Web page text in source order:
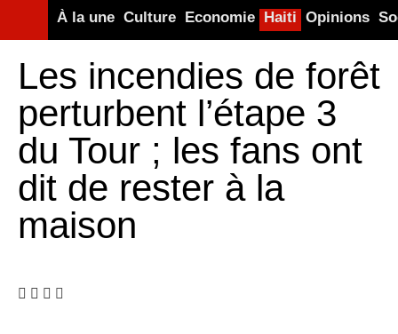
À la une Culture Economie Haiti Opinions
Les incendies de forêt
perturbent l’étape 3
du Tour ; les fans ont
dit de rester à la
maison